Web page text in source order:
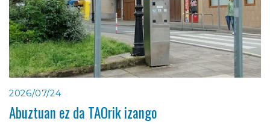
2026/07/24
Abuztuan ez da TAOrik izango